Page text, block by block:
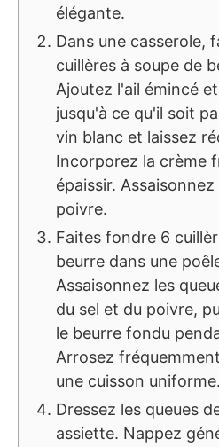
élégante.
Dans une casserole,
cuillères à soupe de
Ajoutez l'ail émincé
jusqu'à ce qu'il soit
vin blanc et laissez
Incorporez la crème
épaissir.
poivre.
Faites fondre 6
beurre dans une
Assaisonnez les
du sel et du poivre,
le beurre fondu
Arrosez
une cuisson uniforme.
Dressez les queues
assiette. Nappez